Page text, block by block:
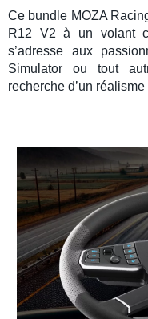
Ce bundle MOZA
R12 V2 à un volant
s’adresse aux
Simulator ou tout
recherche d’un